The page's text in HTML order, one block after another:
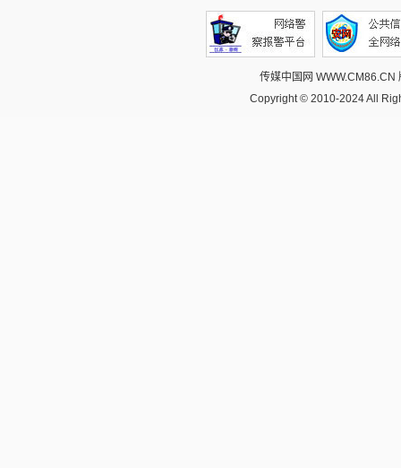
传媒中国网
Copyright © 2010-2024 All